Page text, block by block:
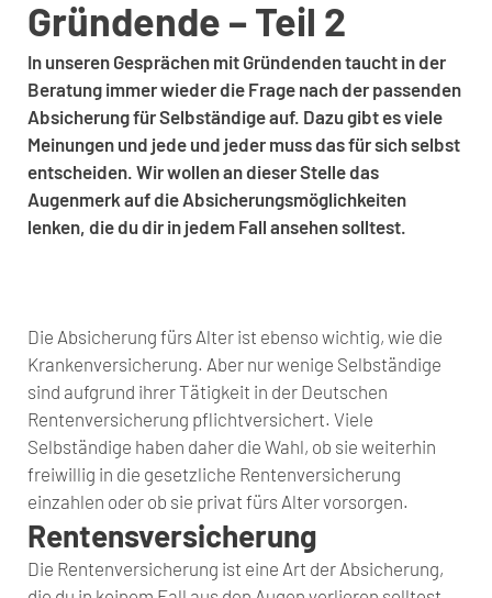
Gründende – Teil 2
In unseren Gesprächen mit Gründenden taucht in der
Beratung immer wieder die Frage nach der passenden
Absicherung für Selbständige auf. Dazu gibt es viele
Meinungen und jede und jeder muss das für sich selbst
entscheiden. Wir wollen an dieser Stelle das
Augenmerk auf die Absicherungsmöglichkeiten
lenken, die du dir in jedem Fall ansehen solltest.
Die Absicherung fürs Alter ist ebenso wichtig, wie die
Krankenversicherung. Aber nur wenige Selbständige
sind aufgrund ihrer Tätigkeit in der Deutschen
Rentenversicherung pflichtversichert. Viele
Selbständige haben daher die Wahl, ob sie weiterhin
freiwillig in die gesetzliche Rentenversicherung
einzahlen oder ob sie privat fürs Alter vorsorgen.
Rentensversicherung
Die Rentenversicherung ist eine Art der Absicherung,